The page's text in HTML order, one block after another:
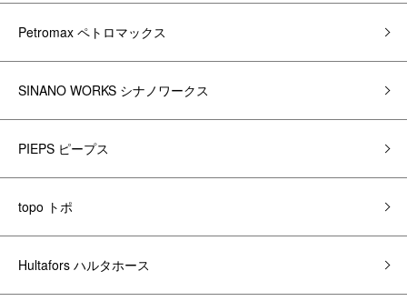
Petromax ペトロマックス
SINANO WORKS シナノワークス
PIEPS ピープス
topo トポ
Hultafors ハルタホース